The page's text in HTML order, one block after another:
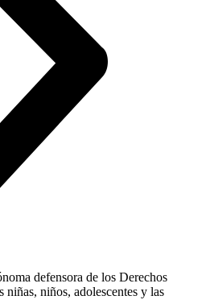
defensora de los Derechos
niñas, niños, adolescentes y las